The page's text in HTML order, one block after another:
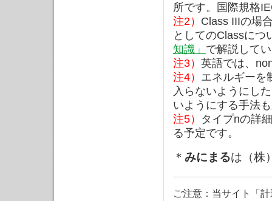
所です。国際規格
注2） Class IIIの場
としてのClassにつ
知識」 で解説して
注3） 英語では、
注4） エネルギーを
入らないようにし
いようにする手法
注5） タイプnの詳
る予定です。
＊ みにまるは（株
ご注意：当サイト「